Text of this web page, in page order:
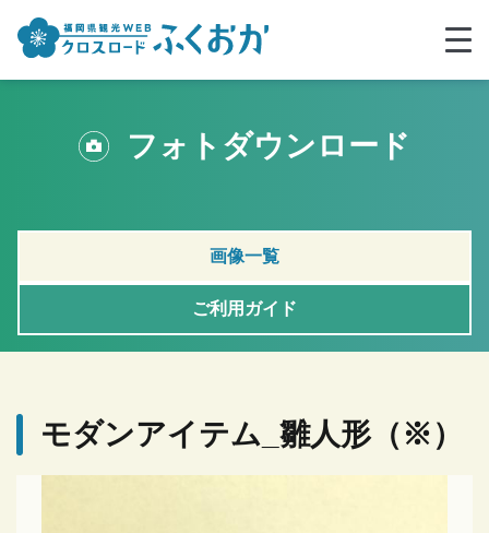
フォトダウンロード
画像一覧
ご利用ガイド
モダンアイテム_雛人形（※）